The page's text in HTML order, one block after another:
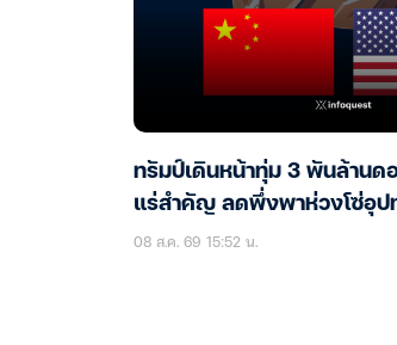
ทรัมป์เดินหน้าทุ่ม 3 พันล้านด
แร่สำคัญ ลดพึ่งพาห่วงโซ่อุป
08 ส.ค. 69 15:52 น.